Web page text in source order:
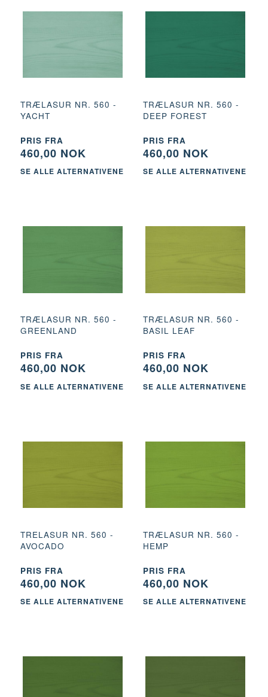
TRÆLASUR NR. 560 -
YACHT
PRIS FRA
460,00 NOK
SE ALLE ALTERNATIVENE
TRÆLASUR NR. 560 -
DEEP FOREST
PRIS FRA
460,00 NOK
SE ALLE ALTERNATIVENE
TRÆLASUR NR. 560 -
GREENLAND
PRIS FRA
460,00 NOK
SE ALLE ALTERNATIVENE
TRÆLASUR NR. 560 -
BASIL LEAF
PRIS FRA
460,00 NOK
SE ALLE ALTERNATIVENE
TRELASUR NR. 560 -
AVOCADO
PRIS FRA
460,00 NOK
SE ALLE ALTERNATIVENE
TRÆLASUR NR. 560 -
HEMP
PRIS FRA
460,00 NOK
SE ALLE ALTERNATIVENE